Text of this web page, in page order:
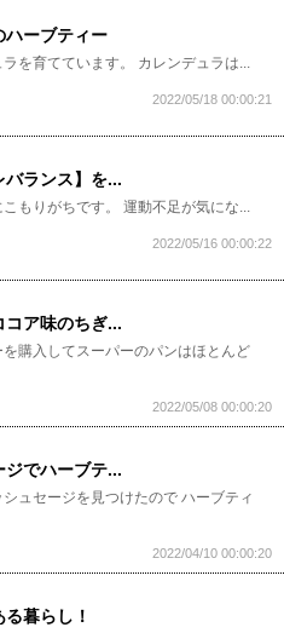
ハーブティー
を育てています。 カレンデュラは...
2022/05/18 00:00:21
バランス】を...
もりがちです。 運動不足が気にな...
2022/05/16 00:00:22
コア味のちぎ...
購入してスーパーのパンはほとんど
2022/05/08 00:00:20
ジでハーブテ...
ュセージを見つけたので ハーブティ
2022/04/10 00:00:20
暮らし！